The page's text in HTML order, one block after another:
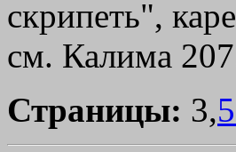
скрипеть",
см. Калима
Страницы: 3,